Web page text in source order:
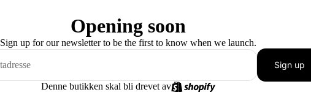
Opening soon
Sign up for our newsletter to be the first to know when we launch.
Sign up
Denne butikken skal bli drevet av